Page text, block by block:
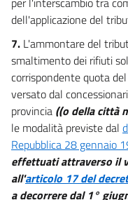
40
41
42
43
44
45
46
47
48
dell'applicazione del
7. L'ammontare del
smaltimento dei rifiuti
corrispondente quota
versato dal
provincia ((o della città
le modalità previste dal
Repubblica 28 gennaio
effettuati attraverso il
all'articolo 17 del
a decorrere dal 1°